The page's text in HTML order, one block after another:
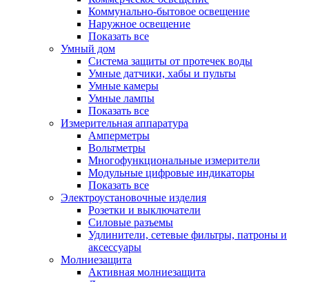
Коммунально-бытовое освещение
Наружное освещение
Показать все
Умный дом
Система защиты от протечек воды
Умные датчики, хабы и пульты
Умные камеры
Умные лампы
Показать все
Измерительная аппаратура
Амперметры
Вольтметры
Многофункциональные измерители
Модульные цифровые индикаторы
Показать все
Электроустановочные изделия
Розетки и выключатели
Силовые разъемы
Удлинители, сетевые фильтры, патроны и
аксессуары
Молниезащита
Активная молниезащита